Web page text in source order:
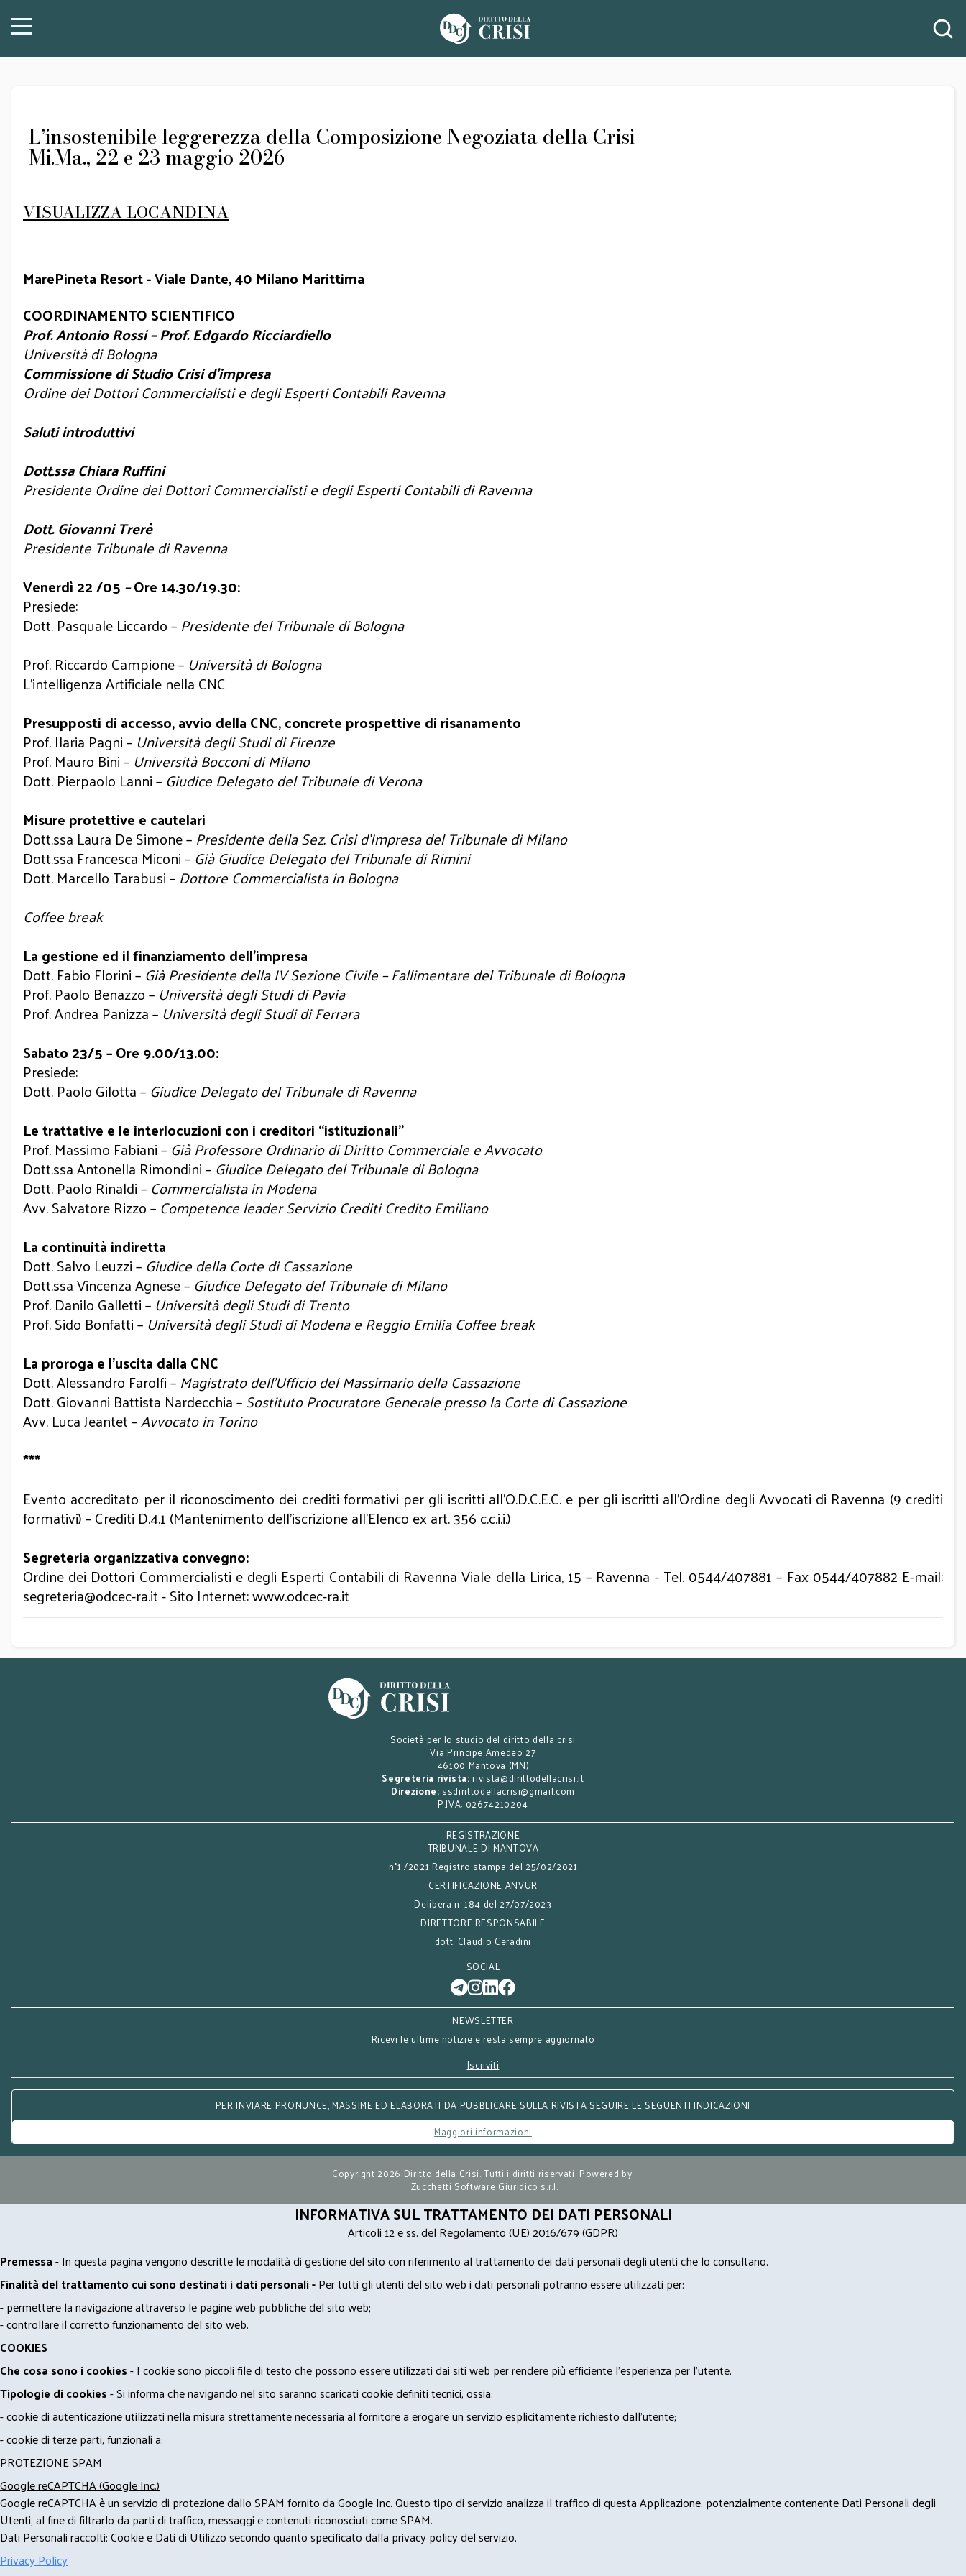
L’insostenibile leggerezza della Composizione Negoziata della Crisi
Mi.Ma., 22 e 23 maggio 2026
VISUALIZZA LOCANDINA
MarePineta Resort - Viale Dante, 40 Milano Marittima
COORDINAMENTO SCIENTIFICO
Prof. Antonio Rossi – Prof. Edgardo Ricciardiello
Università di Bologna
Commissione di Studio Crisi d’impresa
Ordine dei Dottori Commercialisti e degli Esperti Contabili Ravenna
Saluti introduttivi
Dott.ssa Chiara Ruffini
Presidente Ordine dei Dottori Commercialisti e degli Esperti Contabili di Ravenna
Dott. Giovanni Trerè
Presidente Tribunale di Ravenna
Venerdì 22 /05–Ore 14.30/19.30:
Presiede:
Dott. Pasquale Liccardo –Presidente del Tribunale di Bologna
Prof. Riccardo Campione –Università di Bologna
L'intelligenza Artificiale nella CNC
Presupposti di accesso, avvio della CNC, concrete prospettive di risanamento
Prof. Ilaria Pagni –Università degli Studi di Firenze
Prof. Mauro Bini –Università Bocconi di Milano
Dott. Pierpaolo Lanni –Giudice Delegato del Tribunale di Verona
Misure protettive e cautelari
Dott.ssa Laura De Simone –Presidente della Sez. Crisi d’Impresa del Tribunale di Milano
Dott.ssa Francesca Miconi –Già Giudice Delegato del Tribunale di Rimini
Dott. Marcello Tarabusi –Dottore Commercialista in Bologna
Coffee break
La gestione ed il finanziamento dell’impresa
Dott. Fabio Florini –Già Presidente della IV Sezione Civile – Fallimentare del Tribunale di Bologna
Prof. Paolo Benazzo –Università degli Studi di Pavia
Prof. Andrea Panizza –Università degli Studi di Ferrara
Sabato 23/5 – Ore 9.00/13.00:
Presiede:
Dott. Paolo Gilotta –Giudice Delegato del Tribunale di Ravenna
Le trattative e le interlocuzioni con i creditori “istituzionali”
Prof. Massimo Fabiani –Già Professore Ordinario di Diritto Commerciale e Avvocato
Dott.ssa Antonella Rimondini –Giudice Delegato del Tribunale di Bologna
Dott. Paolo Rinaldi –Commercialista in Modena
Avv. Salvatore Rizzo –Competence leader Servizio Crediti Credito Emiliano
La continuità indiretta
Dott. Salvo Leuzzi –Giudice della Corte di Cassazione
Dott.ssa Vincenza Agnese –Giudice Delegato del Tribunale di Milano
Prof. Danilo Galletti –Università degli Studi di Trento
Prof. Sido Bonfatti –Università degli Studi di Modena e Reggio Emilia Coffee break
La proroga e l’uscita dalla CNC
Dott. Alessandro Farolfi –Magistrato dell’Ufficio del Massimario della Cassazione
Dott. Giovanni Battista Nardecchia –Sostituto Procuratore Generale presso la Corte di Cassazione
Avv. Luca Jeantet –Avvocato in Torino
***
Evento accreditato per il riconoscimento dei crediti formativi per gli iscritti all’O.D.C.E.C. e per gli iscritti all’Ordine degli Avvocati di Ravenna (9 crediti
formativi) – Crediti D.4.1 (Mantenimento dell’iscrizione all’Elenco ex art. 356 c.c.i.i.)
Segreteria organizzativa convegno:
Ordine dei Dottori Commercialisti e degli Esperti Contabili di Ravenna Viale della Lirica, 15 – Ravenna - Tel. 0544/407881 – Fax 0544/407882 E-mail:
segreteria@odcec-ra.it- Sito Internet:www.odcec-ra.it
Società per lo studio del diritto della crisi
Via Principe Amedeo 27
46100 Mantova (MN)
Segreteria rivista: rivista@dirittodellacrisi.it
Direzione: ssdirittodellacrisi@gmail.com
P.IVA: 02674210204
REGISTRAZIONE
TRIBUNALE DI MANTOVA
n°1 /2021 Registro stampa del 25/02/2021
CERTIFICAZIONE ANVUR
Delibera n. 184 del 27/07/2023
DIRETTORE RESPONSABILE
dott. Claudio Ceradini
SOCIAL
NEWSLETTER
Ricevi le ultime notizie e resta sempre aggiornato
Iscriviti
PER INVIARE PRONUNCE, MASSIME ED ELABORATI DA PUBBLICARE SULLA RIVISTA SEGUIRE LE SEGUENTI INDICAZIONI
Maggiori informazioni
Copyright 2026 Diritto della Crisi. Tutti i diritti riservati. Powered by:
Zucchetti Software Giuridico s.r.l.
INFORMATIVA SUL TRATTAMENTO DEI DATI PERSONALI
Articoli 12 e ss. del Regolamento (UE) 2016/679 (GDPR)
Premessa- In questa pagina vengono descritte le modalità di gestione del sito con riferimento al trattamento dei dati personali degli utenti che lo consultano.
Finalità del trattamento cui sono destinati i dati personali -Per tutti gli utenti del sito web i dati personali potranno essere utilizzati per:
- permettere la navigazione attraverso le pagine web pubbliche del sito web;
- controllare il corretto funzionamento del sito web.
COOKIES
Che cosa sono i cookies- I cookie sono piccoli file di testo che possono essere utilizzati dai siti web per rendere più efficiente l'esperienza per l'utente.
Tipologie di cookies- Si informa che navigando nel sito saranno scaricati cookie definiti tecnici, ossia:
- cookie di autenticazione utilizzati nella misura strettamente necessaria al fornitore a erogare un servizio esplicitamente richiesto dall'utente;
- cookie di terze parti, funzionali a:
PROTEZIONE SPAM
Google reCAPTCHA (Google Inc.)
Google reCAPTCHA è un servizio di protezione dallo SPAM fornito da Google Inc. Questo tipo di servizio analizza il traffico di questa Applicazione, potenzialmente contenente Dati Personali degli
Utenti, al fine di filtrarlo da parti di traffico, messaggi e contenuti riconosciuti come SPAM.
Dati Personali raccolti: Cookie e Dati di Utilizzo secondo quanto specificato dalla privacy policy del servizio.
Privacy Policy